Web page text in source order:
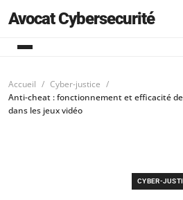
Avocat Cybersecurité
Accueil
Cyber-justice
Anti-cheat : fonctionnement et efficacité
dans les jeux vidéo
CYBER-